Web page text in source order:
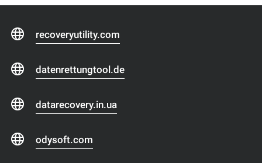
recoveryutility.com
datenrettungtool.de
datarecovery.in.ua
odysoft.com